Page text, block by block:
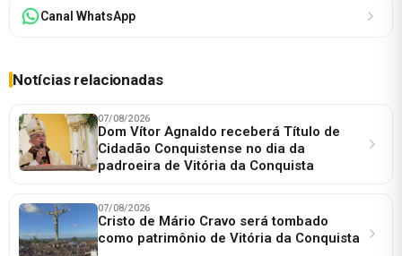
Canal WhatsApp
Notícias relacionadas
07/08/2026
Dom Vítor Agnaldo receberá Título de
Cidadão Conquistense no dia da
padroeira de Vitória da Conquista
07/08/2026
Cristo de Mário Cravo será tombado
como patrimônio de Vitória da Conquista